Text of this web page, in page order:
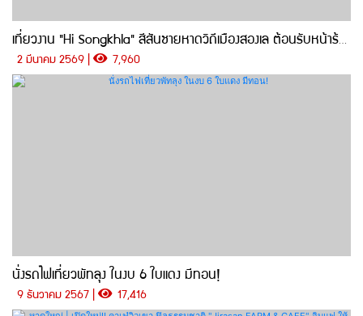
เที่ยวงาน "Hi Songkhla" สีสันชายหาดวิถีเมืองสองเล ต้อนรับหน้าร้อน เชื่อมโยงเสน่ห์เมืองเก่าเล่าขานพหุวัฒนธรรม กิจกรรมกีฬาแคมปิ้งริมทะเลสุดชิล
2 มีนาคม 2569 | 7,960
นั่งรถไฟเที่ยวพัทลุง ในงบ 6 ใบแดง มีทอน!
9 ธันวาคม 2567 | 17,416